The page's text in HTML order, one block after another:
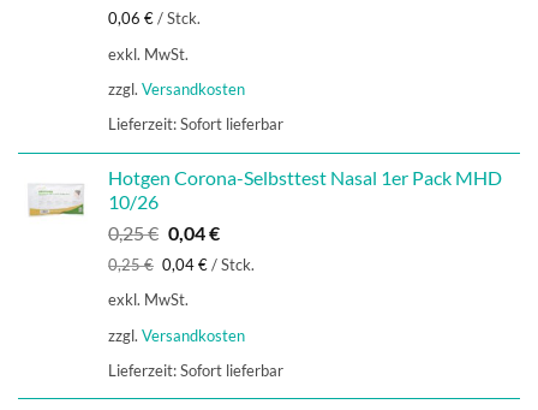
0,06 €/Stck.
exkl. MwSt.
zzgl. Versandkosten
Lieferzeit:Sofort lieferbar
Hotgen Corona-Selbsttest Nasal 1er Pack MHD
10/26
0,25€ Ursprünglicher
Preis
0,25 €
0,04€Aktueller
Preis
0,25€ 0,04€/Stck.
exkl. MwSt.
zzgl. Versandkosten
Lieferzeit:Sofort lieferbar